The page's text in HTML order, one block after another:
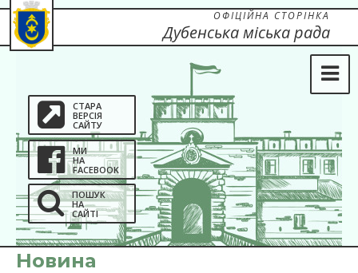
СТАРА
ВЕРСІЯ
САЙТУ
МИ
НА
FACEBOOK
ПОШУК
НА
САЙТІ
ОФІЦІЙНА СТОРІНКА
Дубенська міська рада
Новина